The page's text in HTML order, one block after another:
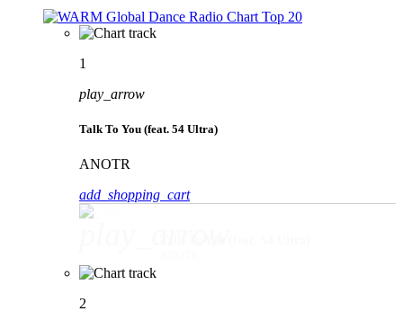
1
play_arrow
Talk To You (feat. 54 Ultra)
ANOTR
add_shopping_cart
2